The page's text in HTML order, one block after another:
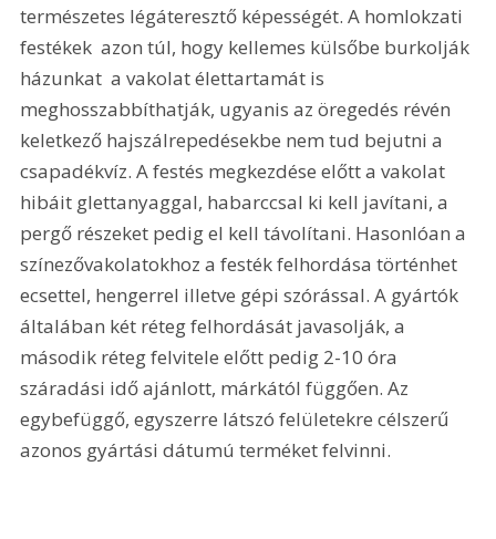
természetes légáteresztő képességét. A homlokzati
festékek  azon túl, hogy kellemes külsőbe burkolják
házunkat  a vakolat élettartamát is
meghosszabbíthatják, ugyanis az öregedés révén
keletkező hajszálrepedésekbe nem tud bejutni a
csapadékvíz. A festés megkezdése előtt a vakolat
hibáit glettanyaggal, habarccsal ki kell javítani, a
pergő részeket pedig el kell távolítani. Hasonlóan a
színezővakolatokhoz a festék felhordása történhet
ecsettel, hengerrel illetve gépi szórással. A gyártók
általában két réteg felhordását javasolják, a
második réteg felvitele előtt pedig 2-10 óra
száradási idő ajánlott, márkától függően. Az
egybefüggő, egyszerre látszó felületekre célszerű
azonos gyártási dátumú terméket felvinni.